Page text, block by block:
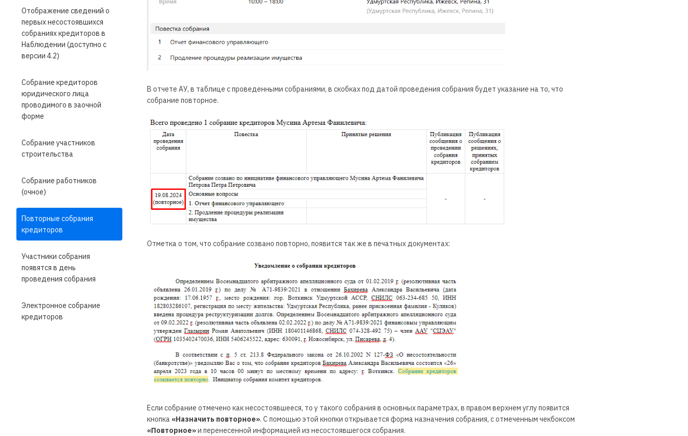
Отображение сведений о
первых несостоявшихся
собраниях кредиторов в
Наблюдении (доступно с
версии 4.2)
Собрание кредиторов
юридического лица
проводимого в заочной
форме
Собрание участников
строительства
Собрание работников
(очное)
Повторные собрания
кредиторов
Участники собрания
появятся в день
проведения собрания
Электронное собрание
кредиторов
В отчете АУ, в таблице с проведенными собраниями, в скобках под датой проведения собрания будет указание на то, что
собрание повторное.
Отметка о том, что собрание созвано повторно, появится так же в печатных документах:
Если собрание отмечено как несостоявшееся, то у такого собрания в основных параметрах, в правом верхнем углу появится
кнопка «Назначить повторное». С помощью этой кнопки открывается форма назначения собрания, с отмеченным чекбоксом
«Повторное»и перенесенной информацией из несостоявшегося собрания.